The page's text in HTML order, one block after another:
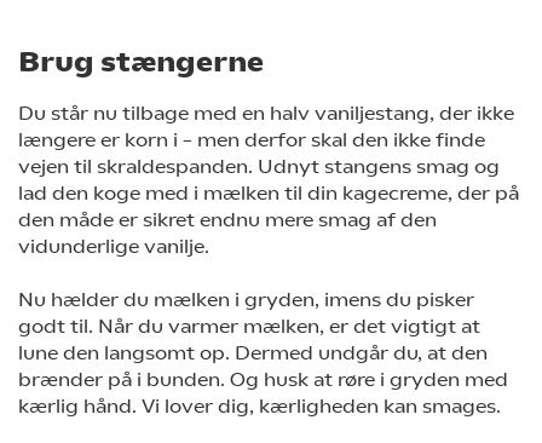
Brug stængerne
Du står nu tilbage med en halv vaniljestang, der ikke
længere er korn i – men derfor skal den ikke finde
vejen til skraldespanden. Udnyt stangens smag og
lad den koge med i mælken til din kagecreme, der på
den måde er sikret endnu mere smag af den
vidunderlige vanilje.
Nu hælder du mælken i gryden, imens du pisker
godt til. Når du varmer mælken, er det vigtigt at
lune den langsomt op. Dermed undgår du, at den
brænder på i bunden. Og husk at røre i gryden med
kærlig hånd. Vi lover dig, kærligheden kan smages.